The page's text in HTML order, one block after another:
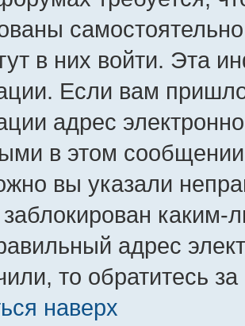
в них войти. Эта
Если вам
адрес
в этом
вы указали
адрес
то обратитесь
наверх